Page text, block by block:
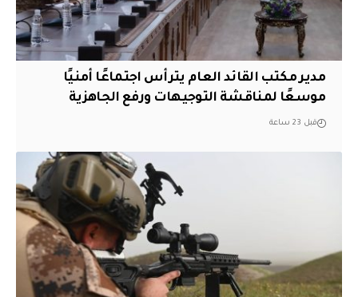
مدير مكتب القائد العام يترأس اجتماعًا أمنيًا
موسعًا لمناقشة التوجيهات ورفع الجاهزية
قبل 23 ساعة